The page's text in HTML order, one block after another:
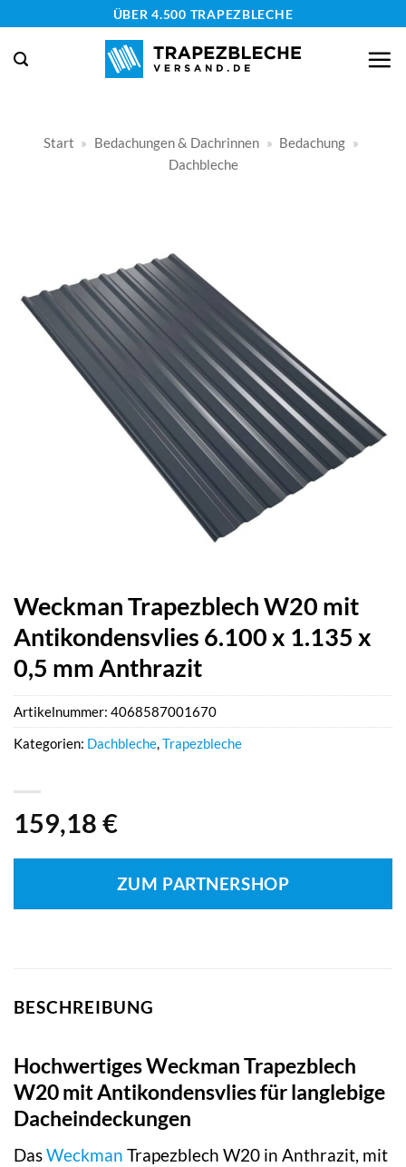
springen
ÜBER 4.500 TRAPEZBLECHE
Start » Bedachungen & Dachrinnen » Bedachung »
Dachbleche
Weckman Trapezblech W20 mit
Antikondensvlies 6.100 x 1.135 x
0,5 mm Anthrazit
159,18 €
ZUM PARTNERSHOP
Artikelnummer: 4068587001670
Kategorien: Dachbleche,Trapezbleche
BESCHREIBUNG
Hochwertiges Weckman Trapezblech
W20 mit Antikondensvlies für langlebige
Dacheindeckungen
DasWeckman Trapezblech W20 in Anthrazit, mit